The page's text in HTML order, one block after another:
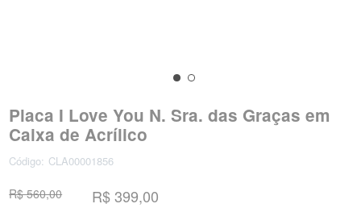
Placa I Love You N. Sra. das Graças em
Caixa de Acrílico
Código: CLA00001856
R$ 560,00 R$ 399,00